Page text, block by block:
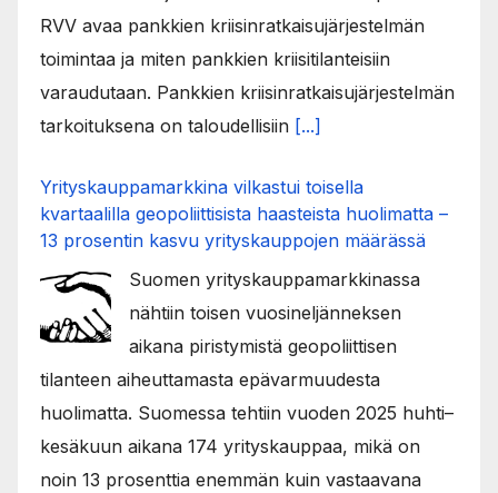
RVV avaa pankkien kriisinratkaisujärjestelmän
toimintaa ja miten pankkien kriisitilanteisiin
varaudutaan. Pankkien kriisinratkaisujärjestelmän
tarkoituksena on taloudellisiin [...]
Yrityskauppamarkkina vilkastui toisella
kvartaalilla geopoliittisista haasteista huolimatta –
13 prosentin kasvu yrityskauppojen määrässä
Suomen yrityskauppamarkkinassa
nähtiin toisen vuosineljänneksen
aikana piristymistä geopoliittisen
tilanteen aiheuttamasta epävarmuudesta
huolimatta. Suomessa tehtiin vuoden 2025 huhti–
kesäkuun aikana 174 yrityskauppaa, mikä on
noin 13 prosenttia enemmän kuin vastaavana